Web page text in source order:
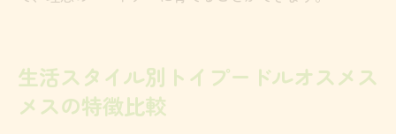
生活スタイル別トイプードルオスメス
メスの特徴比較